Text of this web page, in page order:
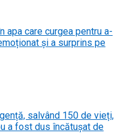
apa care curgea pentru a-
și a surprins pe
salvând 150 de vieți,
a fost dus încătușat de